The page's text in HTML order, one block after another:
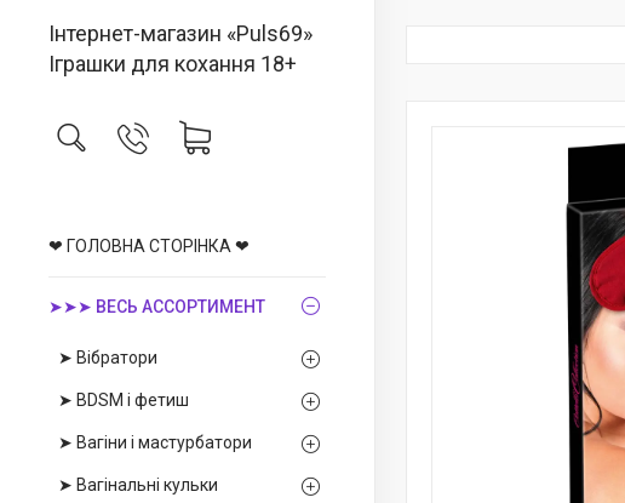
Інтернет-магазин «Puls69»
Іграшки для кохання 18+
❤ ГОЛОВНА СТОРІНКА ❤
➤➤➤ ВЕСЬ АССОРТИМЕНТ
➤ Вібратори
➤ BDSM і фетиш
➤ Вагіни і мастурбатори
➤ Вагінальні кульки